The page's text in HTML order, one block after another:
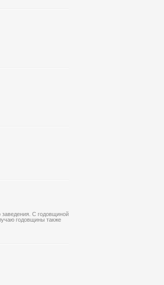
С годовщиной
годовщины также